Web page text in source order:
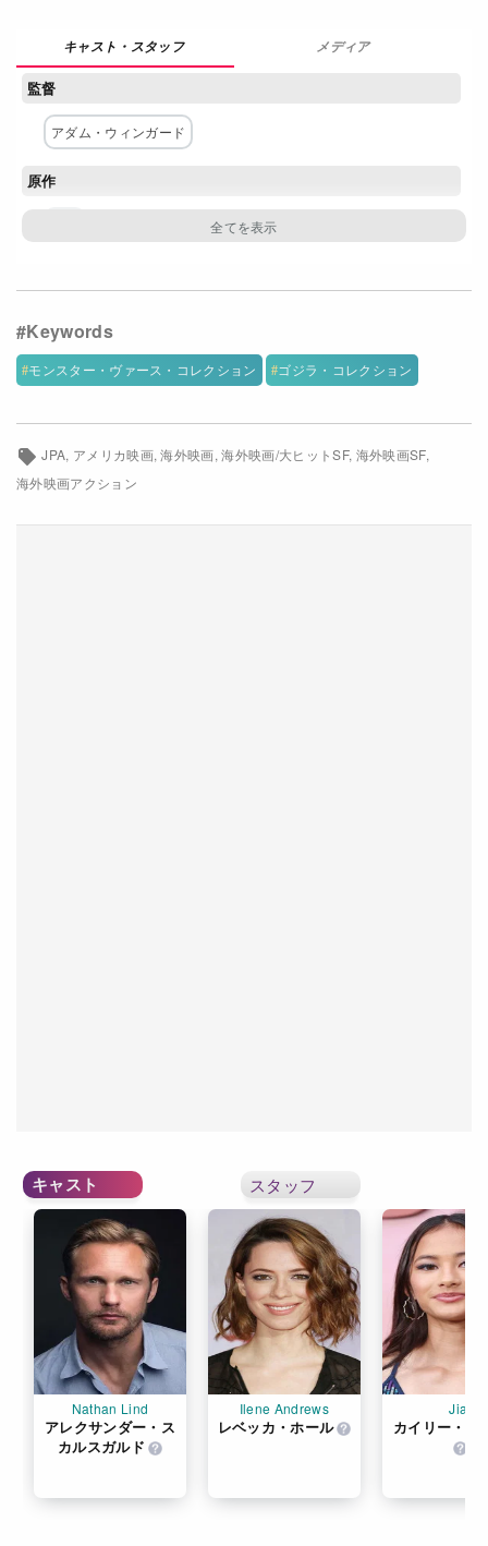
閉じる
メディア
監督
アダム・ウィンガード
原作
主な出演者
ミリー・ボビー・ブラウン レベッカ・ホール
ブライアン・タイリー・ヘンリー
エイザ・ゴンザレス ジュリアン・デニソン
モンスター・ヴァース・コレクション ゴジラ・コレクション
JPA アメリカ映画 海外映画 海外映画/大ヒットSF 海外映画SF
海外映画アクション
スタッフ
キャスト
Nathan Lind
アレクサンダー・ス
カルスガルド
Ilene Andrews
レベッカ・ホール
Jia
カイリー・ホ